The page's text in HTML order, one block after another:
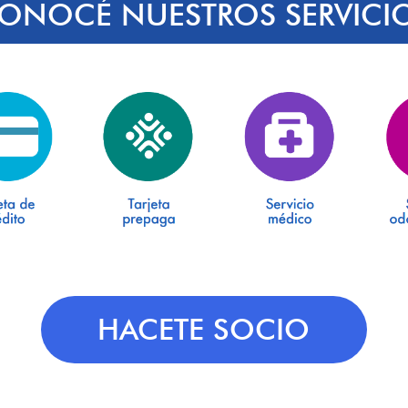
NUESTROS
HACETE SOCIO